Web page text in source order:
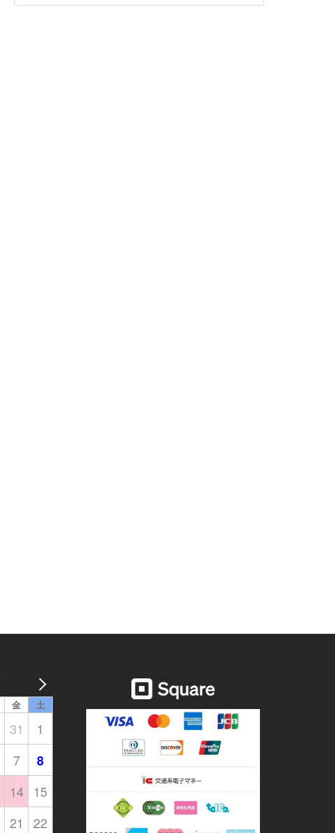
金 土
31
1
7
8
14
15
21 22